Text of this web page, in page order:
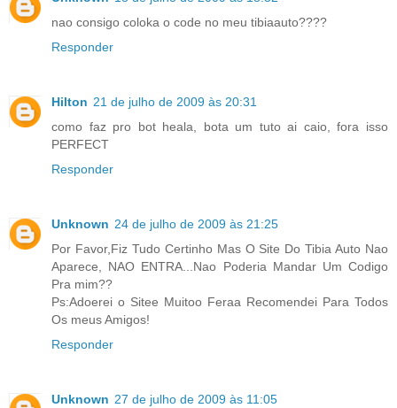
nao consigo coloka o code no meu tibiaauto????
Responder
Hilton 21 de julho de 2009 às 20:31
como faz pro bot heala, bota um tuto ai caio, fora isso
PERFECT
Responder
Unknown 24 de julho de 2009 às 21:25
Por Favor,Fiz Tudo Certinho Mas O Site Do Tibia Auto Nao
Aparece, NAO ENTRA...Nao Poderia Mandar Um Codigo
Pra mim??
Ps:Adoerei o Sitee Muitoo Feraa Recomendei Para Todos
Os meus Amigos!
Responder
Unknown 27 de julho de 2009 às 11:05